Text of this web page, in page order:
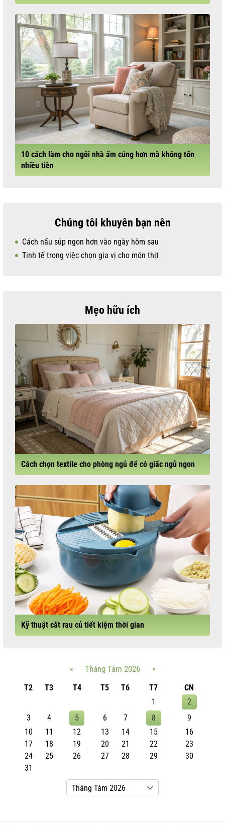
10 cách làm cho ngôi nhà ấm cúng hơn mà không tốn
nhiều tiền
Chúng tôi khuyên bạn nên
Cách nấu súp ngon hơn vào ngày hôm sau
Tinh tế trong việc chọn gia vị cho món thịt
Mẹo hữu ích
Cách chọn textile cho phòng ngủ để có giấc ngủ ngon
Kỹ thuật cắt rau củ tiết kiệm thời gian
« Tháng Tám 2026
»
T2
T3 T4 T5 T6 T7
CN
1
2
3
4 5 6 7 8
9
10
11 12 13 14 15
16
17
18 19 20 21 22
23
24
25 26 27 28 29
30
31